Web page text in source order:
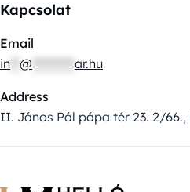
Kapcsolat
Email
in @ ar.hu
Address
II. János Pál pápa tér 23. 2/66.,